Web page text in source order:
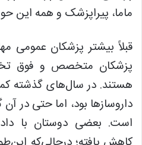
ماما، پیراپزشک و همه این
قبلاً بیشتر پزشکان عمومی
پزشکان متخصص و فوق
هستند. در سال‌های گذشته
داروسازها بود، اما حتی در
است. بعضی دوستان با